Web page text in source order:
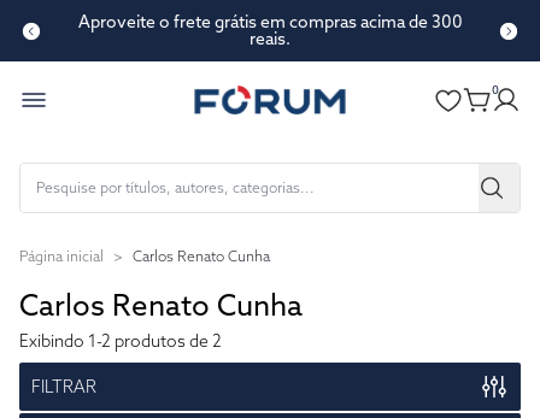
Aproveite o frete grátis em compras acima de 300
reais.
0
Página inicial > Carlos Renato Cunha
Carlos Renato Cunha
Exibindo 1-2 produtos de 2
FILTRAR